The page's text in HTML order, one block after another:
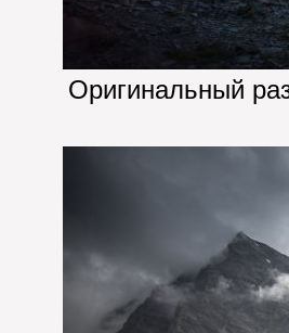
Оригинальный